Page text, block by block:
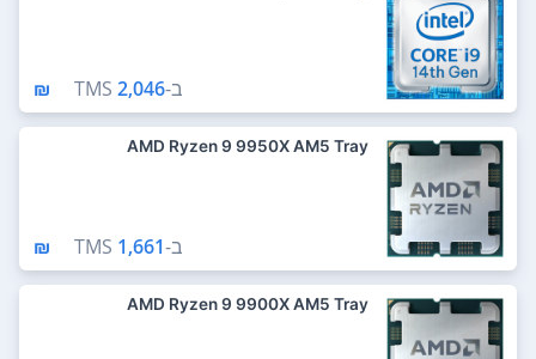
ב- TMS 2,046 ₪
AMD Ryzen 9 9950X AM5 Tray
ב- TMS 1,661 ₪
AMD Ryzen 9 9900X AM5 Tray